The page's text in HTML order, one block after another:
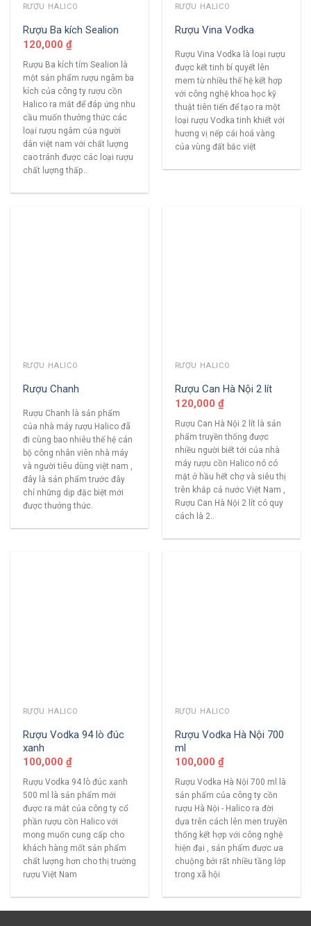
RƯỢU HALICO
Rượu Ba kích Sealion
120,000 ₫
Rượu Ba kích tím Sealion là
một sản phẩm rượu ngâm ba
kích của công ty rượu cồn
Halico ra mắt để đáp ứng nhu
cầu muốn thưởng thức các
loại rượu ngâm của người
dân việt nam với chất lượng
cao tránh được các loại rượu
chất lượng thấp..
RƯỢU HALICO
Rượu Vina Vodka
Rượu Vina Vodka là loại rượu
được kết tinh bí quyết lên
mem từ nhiều thế hệ kết hợp
với công nghệ khoa học kỹ
thuật tiên tiến để tạo ra một
loại rượu Vodka tinh khiết với
hương vị nếp cái hoá vàng
của vùng đất bắc việt
RƯỢU HALICO
Rượu Chanh
Rượu Chanh là sản phẩm
của nhà máy rượu Halico đã
đi cùng bao nhiêu thế hệ cán
bộ công nhân viên nhà máy
và người tiêu dùng việt nam ,
đây là sản phẩm trước đây
chỉ những dịp đặc biệt mới
được thưởng thức.
RƯỢU HALICO
Rượu Can Hà Nội 2 lít
120,000 ₫
Rượu Can Hà Nội 2 lít là sản
phẩm truyền thống được
nhiều người biết tới của nhà
máy rượu cồn Halico nó có
mặt ở hầu hết chợ và siêu thị
trên khắp cả nước Việt Nam ,
Rượu Can Hà Nội 2 lít có quy
cách là 2..
RƯỢU HALICO
Rượu Vodka 94 lò đúc
xanh
100,000 ₫
Rượu Vodka 94 lò đúc xanh
500 ml là sản phẩm mới
được ra mắt của công ty cổ
phần rượu cồn Halico với
mong muốn cung cấp cho
khách hàng mốt sản phẩm
chất lượng hơn cho thị trường
rượu Việt Nam
RƯỢU HALICO
Rượu Vodka Hà Nội 700
ml
100,000 ₫
Rượu Vodka Hà Nội 700 ml là
sản phẩm của công ty cồn
rượu Hà Nội - Halico ra đời
dựa trên cách lên men truyền
thống kết hợp với công nghệ
hiện đại , sản phẩm được ưa
chuộng bởi rất nhiều tầng lớp
trong xã hội